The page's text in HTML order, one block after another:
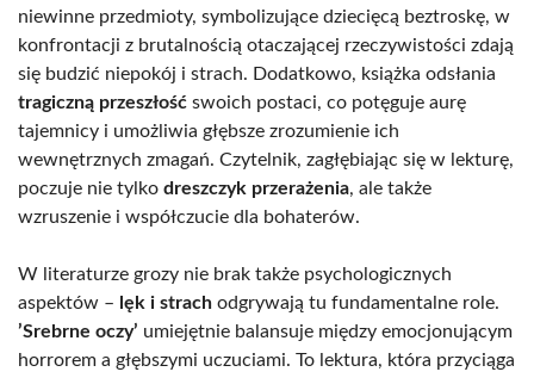
niewinne przedmioty, symbolizujące dziecięcą beztroskę, w
konfrontacji z brutalnością otaczającej rzeczywistości zdają
się budzić niepokój i strach. Dodatkowo, książka odsłania
tragiczną przeszłość swoich postaci, co potęguje aurę
tajemnicy i umożliwia głębsze zrozumienie ich
wewnętrznych zmagań. Czytelnik, zagłębiając się w lekturę,
poczuje nie tylko dreszczyk przerażenia, ale także
wzruszenie i współczucie dla bohaterów.
W literaturze grozy nie brak także psychologicznych
aspektów – lęk i strach odgrywają tu fundamentalne role.
’Srebrne oczy’ umiejętnie balansuje między emocjonującym
horrorem a głębszymi uczuciami. To lektura, która przyciąga